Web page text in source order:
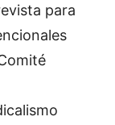
para